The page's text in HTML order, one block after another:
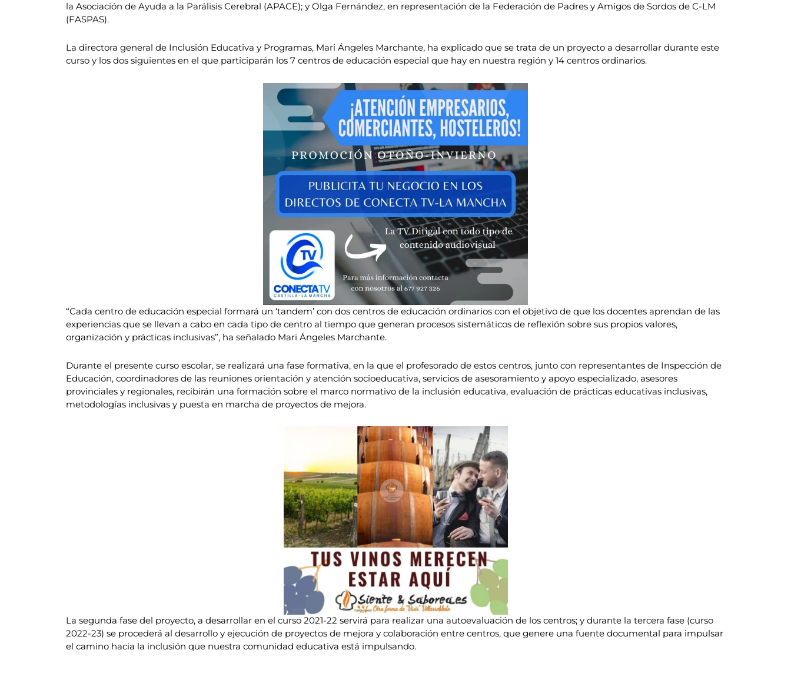
la Asociación de Ayuda a la Parálisis Cerebral (APACE); y Olga Fernández, en representación de la Federación de Padres y Amigos de Sordos de C-LM
(FASPAS).
La directora general de Inclusión Educativa y Programas, Mari Ángeles Marchante, ha explicado que se trata de un proyecto a desarrollar durante este
curso y los dos siguientes en el que participarán los 7 centros de educación especial que hay en nuestra región y 14 centros ordinarios.
“Cada centro de educación especial formará un ‘tandem’ con dos centros de educación ordinarios con el objetivo de que los docentes aprendan de las
experiencias que se llevan a cabo en cada tipo de centro al tiempo que generan procesos sistemáticos de reflexión sobre sus propios valores,
organización y prácticas inclusivas”, ha señalado Mari Ángeles Marchante.
Durante el presente curso escolar, se realizará una fase formativa, en la que el profesorado de estos centros, junto con representantes de Inspección de
Educación, coordinadores de las reuniones orientación y atención socioeducativa, servicios de asesoramiento y apoyo especializado, asesores
provinciales y regionales, recibirán una formación sobre el marco normativo de la inclusión educativa, evaluación de prácticas educativas inclusivas,
metodologías inclusivas y puesta en marcha de proyectos de mejora.
La segunda fase del proyecto, a desarrollar en el curso 2021-22 servirá para realizar una autoevaluación de los centros; y durante la tercera fase (curso
2022-23) se procederá al desarrollo y ejecución de proyectos de mejora y colaboración entre centros, que genere una fuente documental para impulsar
el camino hacia la inclusión que nuestra comunidad educativa está impulsando.